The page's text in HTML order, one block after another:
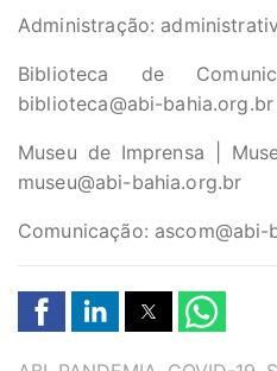
Administração:
Biblioteca de
biblioteca@abi-bahia.org.br
Museu de Imprensa |
museu@abi-bahia.org.br
Comunicação: ascom@abi-
TAGS